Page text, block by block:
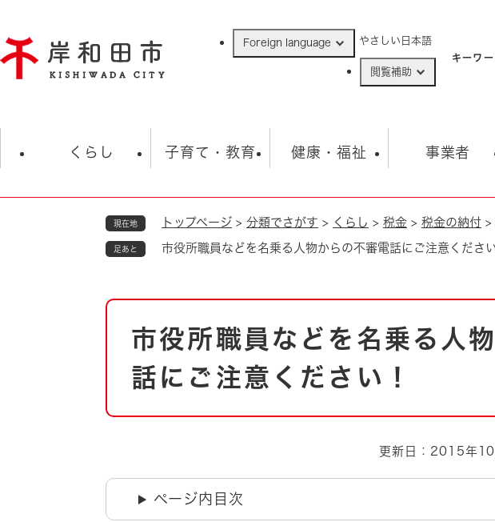
ジ
の
Foreign language やさしい日本語
閲覧補助
キーワー
くらし
住民票・戸籍
ごみ・衛生・動物 救急・消防
防災・防犯 上水道・下水道
自然・環境・公園 住宅
引っ越し
地域コミュニティ・ボラン
道路・河川・交通
子育て・教育
学校 子育て
健康・福祉
福祉・健康・生活
事業者
入札・契
環境
観光 観光スポ
市の概要
市政
市役所・施設の案
現在地 トップページ > 分類でさがす > くらし > 税金 > 税金の納付 >
足あと 市役所職員などを名乗る人物からの不審電話にご注意ください
本
市役所職員などを名乗る人
話にご注意ください！
更新日：2015年
ページ内目次